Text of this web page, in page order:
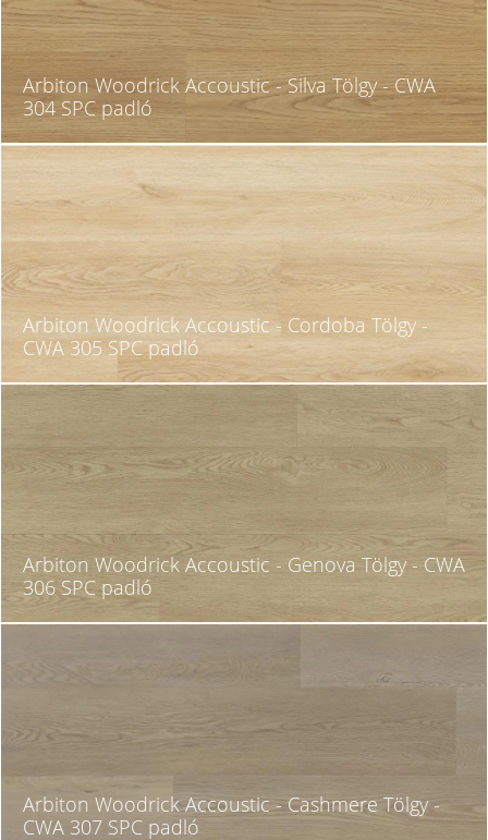
Arbiton Woodrick Accoustic - Silva Tölgy - CWA
304 SPC padló
Arbiton Woodrick Accoustic - Cordoba Tölgy -
CWA 305 SPC padló
Arbiton Woodrick Accoustic - Genova Tölgy - CWA
306 SPC padló
Arbiton Woodrick Accoustic - Cashmere Tölgy -
CWA 307 SPC padló